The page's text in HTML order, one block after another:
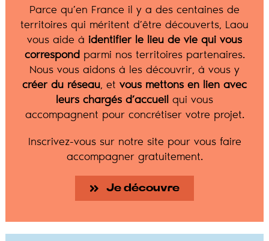
Parce qu’en France il y a des centaines de
territoires qui méritent d’être découverts, Laou
vous aide à identifier le lieu de vie qui vous
correspondparmi nos territoires partenaires.
Nous vous aidons à les découvrir, à vous y
créer du réseau, et vous mettons en lien avec
leurs chargés d’accueil qui vous
accompagnent pour concrétiser votre projet.
Inscrivez-vous sur notre site pour vous faire
accompagner gratuitement.
Je découvre